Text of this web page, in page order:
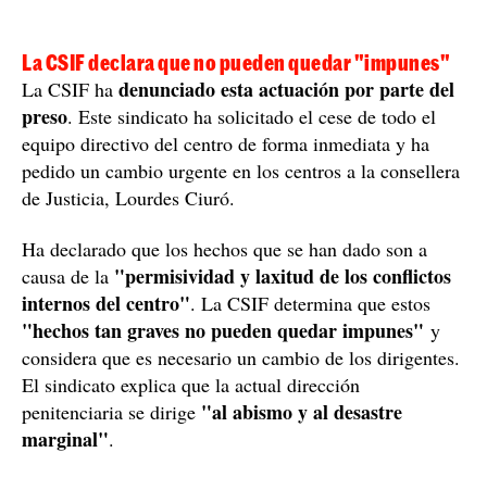
La CSIF declara que no pueden quedar "impunes"
La CSIF ha denunciado esta actuación por parte del
preso. Este sindicato ha solicitado el cese de todo el
equipo directivo del centro de forma inmediata y ha
pedido un cambio urgente en los centros a la consellera
de Justicia, Lourdes Ciuró.
Ha declarado que los hechos que se han dado son a
causa de la "permisividad y laxitud de los conflictos
internos del centro". La CSIF determina que estos
"hechos tan graves no pueden quedar impunes" y
considera que es necesario un cambio de los dirigentes.
El sindicato explica que la actual dirección
penitenciaria se dirige "al abismo y al desastre
marginal".